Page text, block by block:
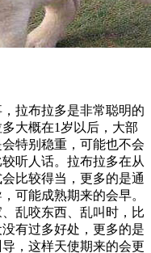
拉布拉多是非常聪明的
大概在1岁以后，大部
特别稳重，可能也不会
听人话。拉布拉多在从
比较得当，更多的是通
可能成熟期来的会早。
乱咬东西、乱叫时，比
有过多好处，更多的是
，这样天使期来的会更